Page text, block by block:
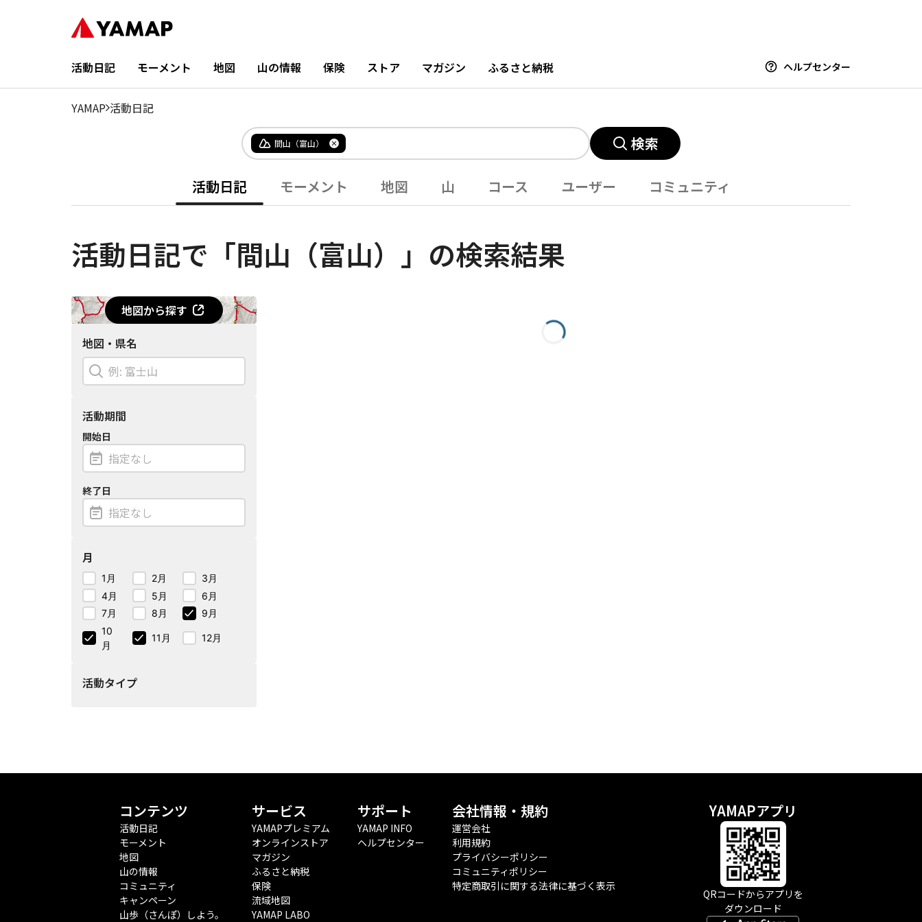
活動日記 モーメント 地図 山の情報 保険 ストア マガジン ふるさと納税 ヘルプセンター
YAMAP 活動日記
間山（富山） 検索
活動日記 モーメント 地図 山 コース ユーザー コミュニティ
活動日記で「間山（富山）」の検索結果
地図から探す
地図・県名
活動期間
開始日
終了日
月
1月 2月
3月
4月
5月
6月
7月
8月
9月
10
月
11月 12月
活動タイプ
コンテンツ
活動日記
モーメント
地図
山の情報
コミュニティ
キャンペーン
山歩（さんぽ）しよう。
サービス
YAMAPプレミアム
オンラインストア
マガジン
ふるさと納税
保険
流域地図
YAMAP LABO
サポート
YAMAP INFO
ヘルプセンター
会社情報・規約
運営会社
利用規約
プライバシーポリシー
コミュニティポリシー
特定商取引に関する法律に基づく表示
YAMAPアプリ
QRコードからアプリを
ダウンロード